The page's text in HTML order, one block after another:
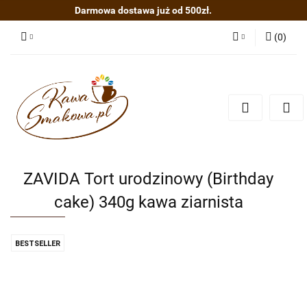
Darmowa dostawa już od 500zł.
Dodaj zgłoszenie
(0)
ZAVIDA Tort urodzinowy (Birthday
cake) 340g kawa ziarnista
BESTSELLER